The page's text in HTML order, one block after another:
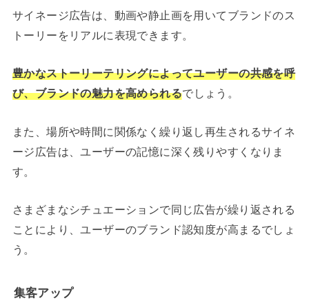
サイネージ広告は、動画や静止画を用いてブランドのス
トーリーをリアルに表現できます。
豊かなストーリーテリングによってユーザーの共感を呼
び、ブランドの魅力を高められるでしょう。
また、場所や時間に関係なく繰り返し再生されるサイネ
ージ広告は、ユーザーの記憶に深く残りやすくなりま
す。
さまざまなシチュエーションで同じ広告が繰り返される
ことにより、ユーザーのブランド認知度が高まるでしょ
う。
集客アップ